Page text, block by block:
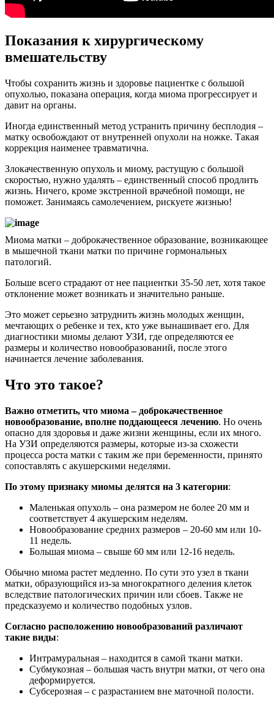
Показания к хирургическому
вмешательству
Чтобы сохранить жизнь и здоровье пациентке с большой
опухолью, показана операция, когда миома прогрессирует и
давит на органы.
Иногда единственный метод устранить причину бесплодия –
матку освобождают от внутренней опухоли на ножке. Такая
коррекция наименее травматична.
Злокачественную опухоль и миому, растущую с большой
скоростью, нужно удалять – единственный способ продлить
жизнь. Ничего, кроме экстренной врачебной помощи, не
поможет. Занимаясь самолечением, рискуете жизнью!
Миома матки – доброкачественное образование, возникающее
в мышечной ткани матки по причине гормональных
патологий.
Больше всего страдают от нее пациентки 35-50 лет, хотя такое
отклонение может возникать и значительно раньше.
Это может серьезно затруднить жизнь молодых женщин,
мечтающих о ребенке и тех, кто уже вынашивает его. Для
диагностики миомы делают УЗИ, где определяются ее
размеры и количество новообразований, после этого
начинается лечение заболевания.
Что это такое?
Важно отметить, что миома – доброкачественное
новообразование, вполне поддающееся лечению. Но очень
опасно для здоровья и даже жизни женщины, если их много.
На УЗИ определяются размеры, которые из-за схожести
процесса роста матки с таким же при беременности, принято
сопоставлять с акушерскими неделями.
По этому признаку миомы делятся на 3 категории:
Маленькая опухоль – она размером не более 20 мм и
соответствует 4 акушерским неделям.
Новообразование средних размеров – 20-60 мм или 10-
11 недель.
Большая миома – свыше 60 мм или 12-16 недель.
Обычно миома растет медленно. По сути это узел в ткани
матки, образующийся из-за многократного деления клеток
вследствие патологических причин или сбоев. Также не
предсказуемо и количество подобных узлов.
Согласно расположению новообразований различают
такие виды:
Интрамуральная – находится в самой ткани матки.
Субмукозная – большая часть внутри матки, от чего она
деформируется.
Субсерозная – с разрастанием вне маточной полости.